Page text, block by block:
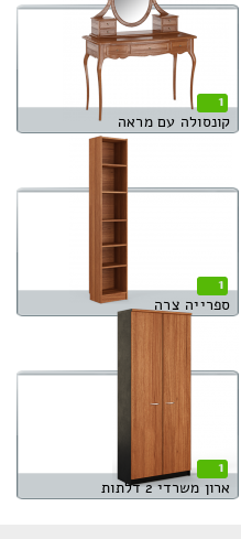
1
קונסולה עם מראה
1
ספרייה צרה
1
ארון משרדי 2 דלתות